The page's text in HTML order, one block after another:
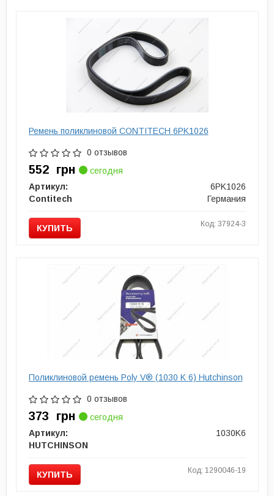
Ремень поликлиновой CONTITECH 6PK1026
0 отзывов
552 грн
сегодня
Артикул:
6PK1026
Contitech
Германия
КУПИТЬ Код: 37924-3
Поликлиновой ремень Poly V® (1030 K 6) Hutchinson
0 отзывов
373 грн
сегодня
Артикул:
1030K6
HUTCHINSON
КУПИТЬ Код: 1290046-19